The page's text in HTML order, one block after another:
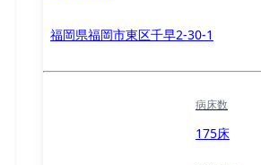
福岡県福岡市東区千早2-30-1
病床数
175床